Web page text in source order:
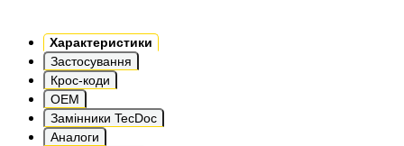
Характеристики
Застосування
Крос-коди
OEM
Замінники TecDoc
Аналоги